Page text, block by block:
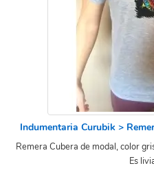
Indumentaria Curubik >
Remera Cubera de modal, color
Es